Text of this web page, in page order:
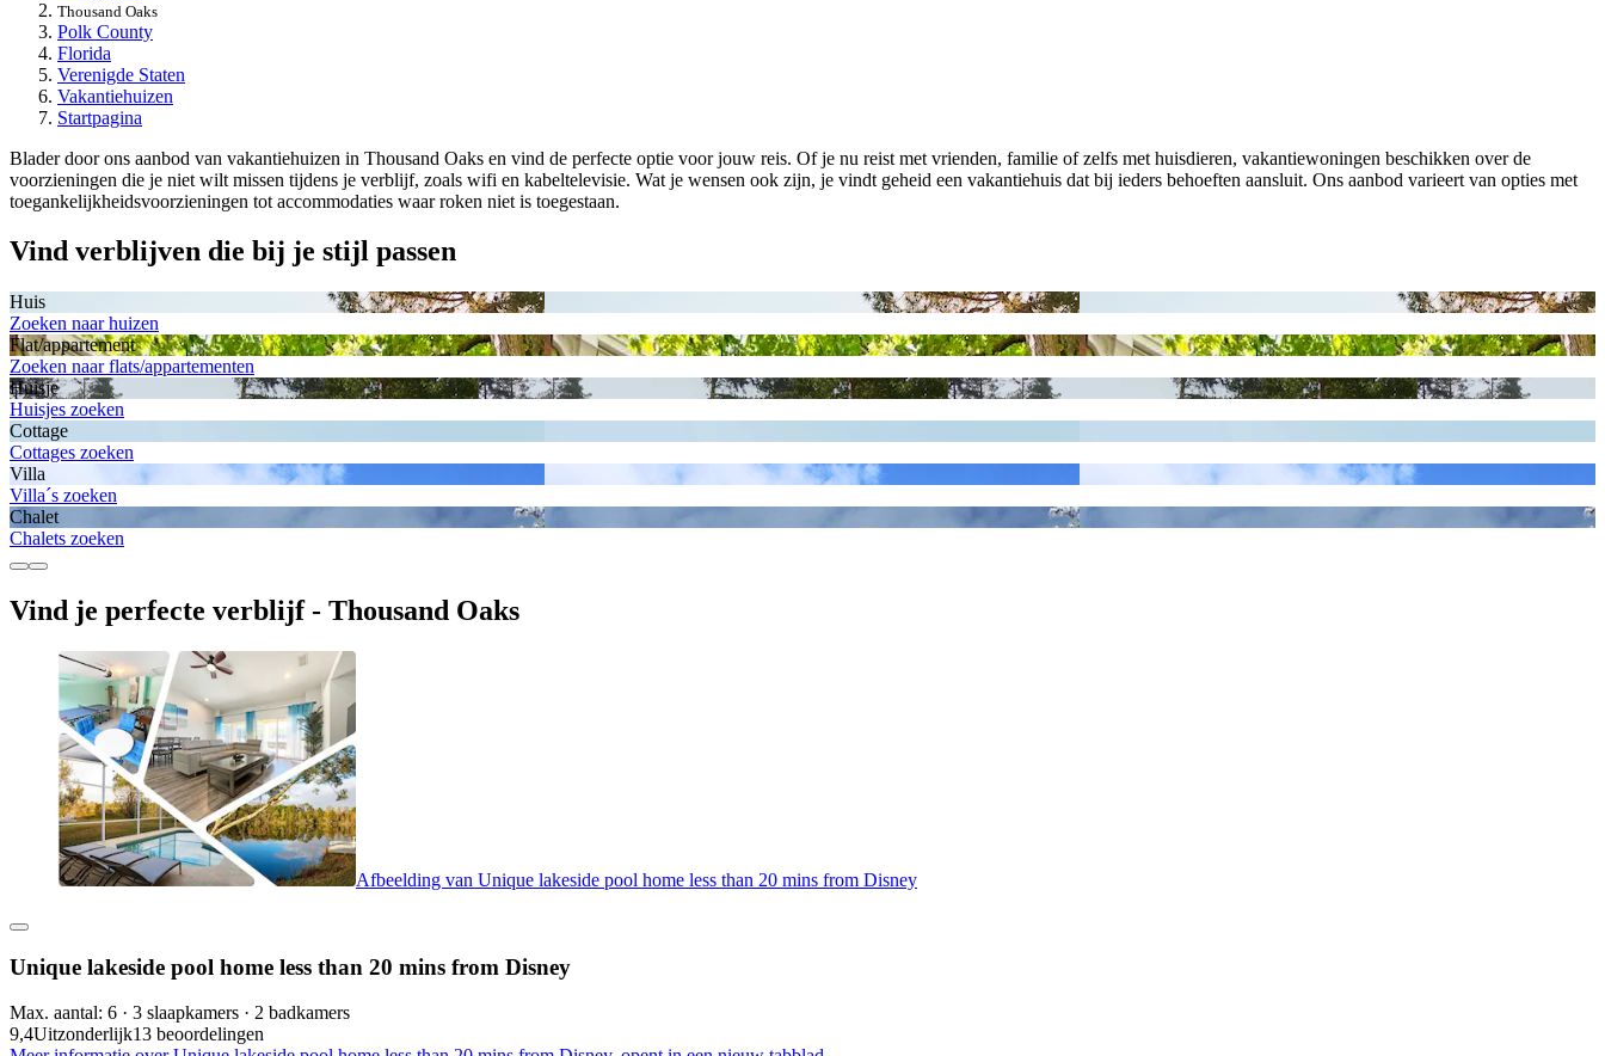
Thousand Oaks
Polk County
Florida
Verenigde Staten
Vakantiehuizen
Startpagina
Blader door ons aanbod van vakantiehuizen in Thousand Oaks en vind de perfecte optie voor jouw reis. Of je nu reist met vrienden, familie of zelfs met huisdieren, vakantiewoningen beschikken over de
voorzieningen die je niet wilt missen tijdens je verblijf, zoals wifi en kabeltelevisie. Wat je wensen ook zijn, je vindt geheid een vakantiehuis dat bij ieders behoeften aansluit. Ons aanbod varieert van opties met
toegankelijkheidsvoorzieningen tot accommodaties waar roken niet is toegestaan.
Vind verblijven die bij je stijl passen
Huis
Zoeken naar huizen
Flat/appartement
Zoeken naar flats/appartementen
Huisje
Huisjes zoeken
Cottage
Cottages zoeken
Villa
Villa´s zoeken
Chalet
Chalets zoeken
Vind je perfecte verblijf - Thousand Oaks
Afbeelding van Unique lakeside pool home less than 20 mins from Disney
Unique lakeside pool home less than 20 mins from Disney
Max. aantal: 6 · 3 slaapkamers · 2 badkamers
9,4Uitzonderlijk13 beoordelingen